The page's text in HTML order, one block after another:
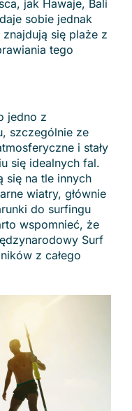
jak Hawaje, Bali
sobie jednak
się plaże z
tego
jedno z
szczególnie ze
i stały
się idealnych fal.
się na tle innych
wiatry, głównie
do surfingu
wspomnieć, że
Surf
z całego